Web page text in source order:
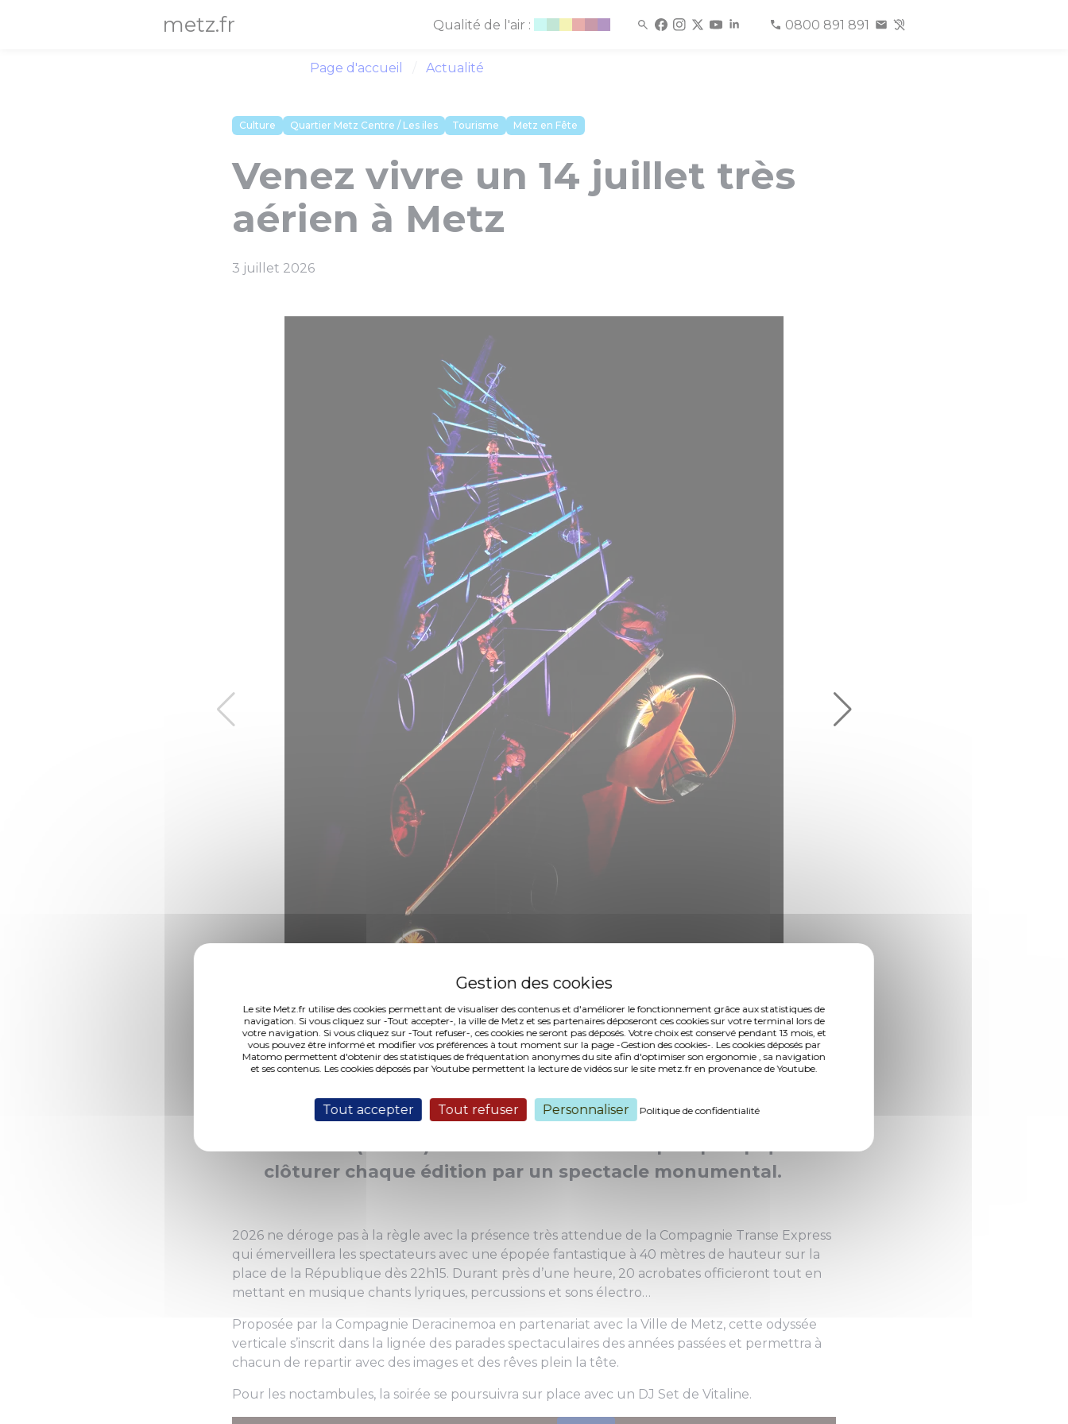
Le site Metz.fr utilise des cookies permettant de visualiser des contenus et d'améliorer le fonctionnement grâce aux statistiques de
navigation. Si vous cliquez sur -Tout accepter-, la ville de Metz et ses partenaires déposeront ces cookies sur votre terminal lors de
votre navigation. Si vous cliquez sur -Tout refuser-, ces cookies ne seront pas déposés. Votre choix est conservé pendant 13 mois, et
vous pouvez être informé et modifier vos préférences à tout moment sur la page -Gestion des cookies-. Les cookies déposés par
Matomo permettent d'obtenir des statistiques de fréquentation anonymes du site afin d'optimiser son ergonomie , sa navigation
et ses contenus. Les cookies déposés par Youtube permettent la lecture de vidéos sur le site metz.fr en provenance de Youtube.
Tout accepter Tout refuser Personnaliser Politique de confidentialité
metz.fr Qualité de l'air : 0800 891 891
Page d'accueil Actualité
Culture Quartier Metz Centre / Les iles Tourisme Metz en Fête
Venez vivre un 14 juillet très
aérien à Metz
3 juillet 2026
clôturer chaque édition par un spectacle monumental.
2026 ne déroge pas à la règle avec la présence très attendue de la Compagnie Transe Express
qui émerveillera les spectateurs avec une épopée fantastique à 40 mètres de hauteur sur la
place de la République dès 22h15. Durant près d’une heure, 20 acrobates officieront tout en
mettant en musique chants lyriques, percussions et sons électro…
Proposée par la Compagnie Deracinemoa en partenariat avec la Ville de Metz, cette odyssée
verticale s’inscrit dans la lignée des parades spectaculaires des années passées et permettra à
chacun de repartir avec des images et des rêves plein la tête.
Pour les noctambules, la soirée se poursuivra sur place avec un DJ Set de Vitaline.